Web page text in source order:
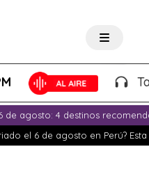
de agosto: 4 destinos
el 6 de agosto en Perú?